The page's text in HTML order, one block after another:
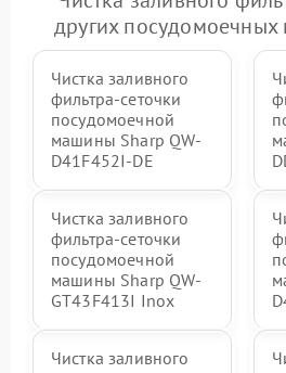
других
Чистка заливного
фильтра-сеточки
посудомоечной
машины Sharp QW-
D41F452I-DE
Чистка заливного
фильтра-сеточки
посудомоечной
машины Sharp QW-
GT43F413I Inox
Чистка заливного